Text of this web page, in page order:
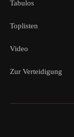
Tabulos
Toplisten
Video
Zur Verteidigung